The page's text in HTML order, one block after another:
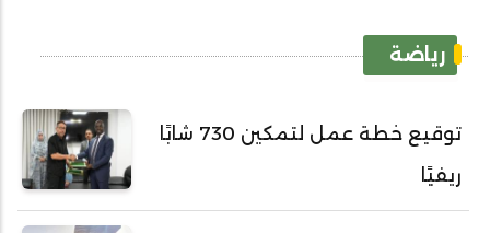
رياضة
توقيع خطة عمل لتمكين 730 شابًا
ريفيًا